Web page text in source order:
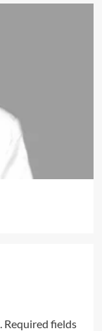
Required fields